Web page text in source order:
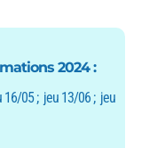
2024 :
16/05 ; jeu 13/06 ; jeu